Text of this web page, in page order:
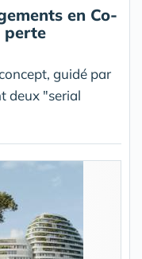
en Co-
perte
guidé par
deux "serial